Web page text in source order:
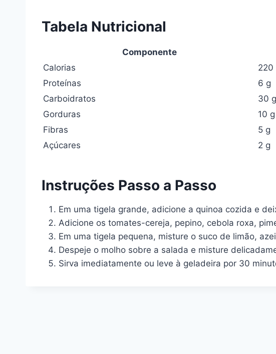
Tabela Nutricional
Componente
Calorias
220
Proteínas
6 g
Carboidratos
30 g
Gorduras
10 g
Fibras
5 g
Açúcares
2 g
Instruções Passo a Passo
Em uma tigela grande, adicione a quinoa cozida e
Adicione os tomates-cereja, pepino, cebola roxa,
Em uma tigela pequena, misture o suco de limão,
Despeje o molho sobre a salada e misture
Sirva imediatamente ou leve à geladeira por 30